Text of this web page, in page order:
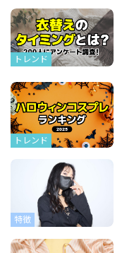
トレンド
トレンド
特徴